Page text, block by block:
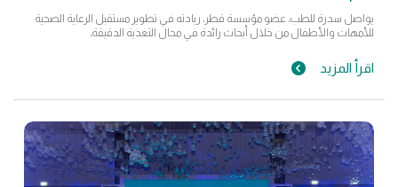
يواصل سدرة للطب، عضو مؤسسة قطر، ريادته في تطوير مستقبل الرعاية الصحية
للأمهات والأطفال من خلال أبحاث رائدة في مجال التغذية الدقيقة،
اقرأ المزيد